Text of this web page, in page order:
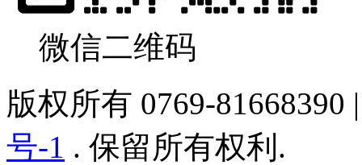
微信二维码
版权所有 0769-81668390
号-1 . 保留所有权利.